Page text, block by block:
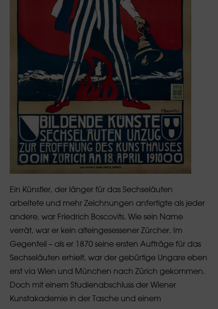
Ein Künstler, der länger für das Sechseläuten
arbeitete und mehr Zeichnungen anfertigte als jeder
andere, war Friedrich Boscovits. Wie sein Name
verrät, war er kein alteingesessener Zürcher. Im
Gegenteil – als er 1870 seine ersten Aufträge für das
Sechseläuten erhielt, war der gebürtige Ungare eben
erst via Wien und München nach Zürich gekommen.
Doch mit einem Studienabschluss der Wiener
Kunstakademie in der Tasche und einem